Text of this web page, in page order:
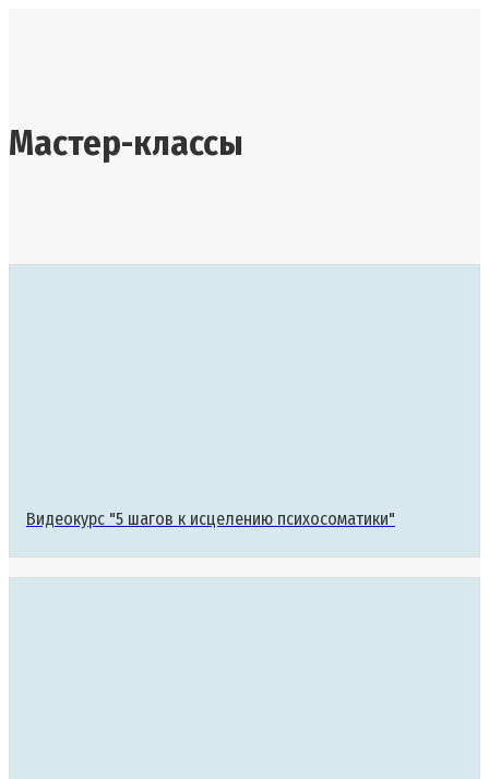
Мастер-классы
Видеокурс "5 шагов к исцелению психосоматики"